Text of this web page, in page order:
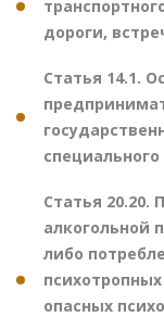
дороги,
Статья 14.1.
Статья 20.20.
алкогольной
либо
опасных